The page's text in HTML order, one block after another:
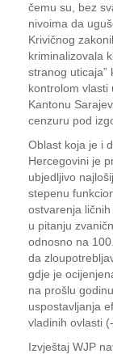
čemu su, bez
nivoima da
Krivičnog
kriminalizovala
stranog uticaja”
kontrolom vlasti
Kantonu
cenzuru pod
Oblast koja je i
Hercegovini je
ubjedljivo
stepenu
ostvarenja
u pitanju
odnosno na
da
gdje je
na prošlu
uspostavljanja
vladinih ovlasti (-
Izvještaj WJP